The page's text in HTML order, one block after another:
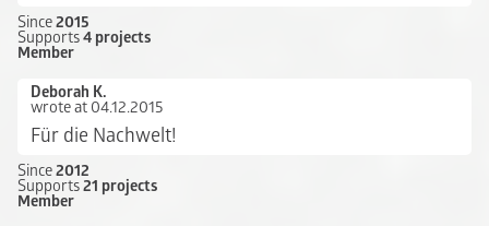
Since2015
Supports4 projects
Member
Deborah K.
wrote at 04.12.2015
Für die Nachwelt!
Since2012
Supports21 projects
Member